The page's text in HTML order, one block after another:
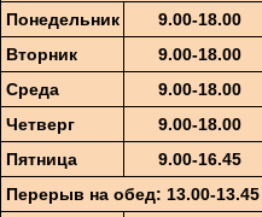
Понедельник
9.00-18.00
Вторник
9.00-18.00
Среда
9.00-18.00
Четверг
9.00-18.00
Пятница
9.00-16.45
Перерыв на обед: 13.00-13.45